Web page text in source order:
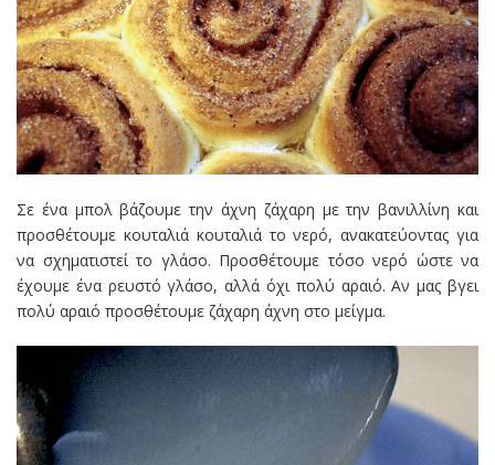
Σε ένα μπολ βάζουμε την άχνη ζάχαρη με την βανιλλίνη και
προσθέτουμε κουταλιά κουταλιά το νερό, ανακατεύοντας για
να σχηματιστεί το γλάσο. Προσθέτουμε τόσο νερό ώστε να
έχουμε ένα ρευστό γλάσο, αλλά όχι πολύ αραιό. Αν μας βγει
πολύ αραιό προσθέτουμε ζάχαρη άχνη στο μείγμα.